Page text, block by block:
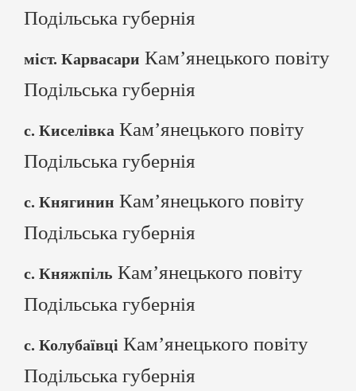
Подільська губернія
міст. Карвасари Кам’янецького повіту
Подільська губернія
с. Киселівка Кам’янецького повіту
Подільська губернія
с. Княгинин Кам’янецького повіту
Подільська губернія
с. Княжпіль Кам’янецького повіту
Подільська губернія
с. Колубаївці Кам’янецького повіту
Подільська губернія